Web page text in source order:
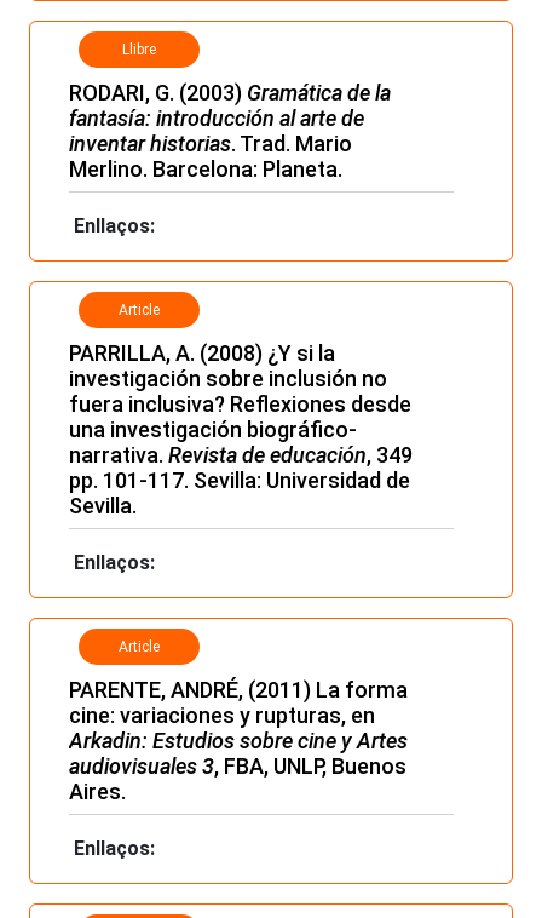
Llibre
RODARI, G. (2003) Gramática de la
fantasía: introducción al arte de
inventar historias. Trad. Mario
Merlino. Barcelona: Planeta.
Enllaços:
Article
PARRILLA, A. (2008) ¿Y si la
investigación sobre inclusión no
fuera inclusiva? Reflexiones desde
una investigación biográfico-
narrativa. Revista de educación, 349
pp. 101-117. Sevilla: Universidad de
Sevilla.
Enllaços:
Article
PARENTE, ANDRÉ, (2011) La forma
cine: variaciones y rupturas, en
Arkadin: Estudios sobre cine y Artes
audiovisuales 3, FBA, UNLP, Buenos
Aires.
Enllaços: